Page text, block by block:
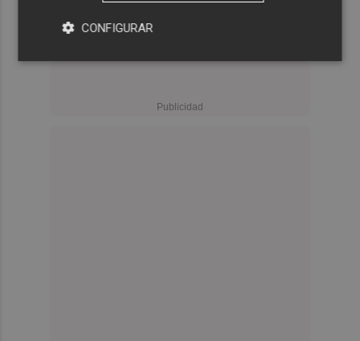
CONFIGURAR